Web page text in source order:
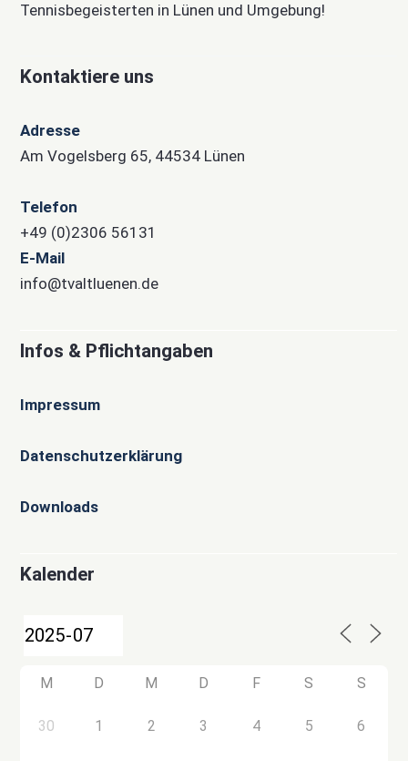
Tennisbegeisterten in Lünen und Umgebung!
Kontaktiere uns
Adresse
Am Vogelsberg 65, 44534 Lünen
Telefon
+49 (0)2306 56131
E-Mail
info@tvaltluenen.de
Infos & Pflichtangaben
Impressum
Datenschutzerklärung
Downloads
Kalender
M D M D F S S
30 1 2 3 4 5 6